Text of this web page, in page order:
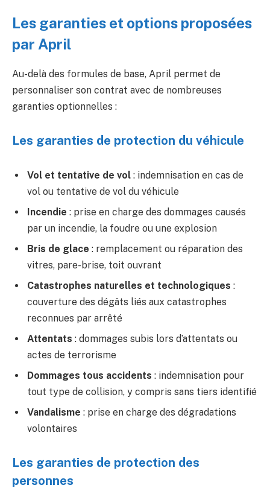
Les garanties et options proposées
par April
Au-delà des formules de base, April permet de
personnaliser son contrat avec de nombreuses
garanties optionnelles :
Les garanties de protection du véhicule
Vol et tentative de vol : indemnisation en cas de
vol ou tentative de vol du véhicule
Incendie : prise en charge des dommages causés
par un incendie, la foudre ou une explosion
Bris de glace : remplacement ou réparation des
vitres, pare-brise, toit ouvrant
Catastrophes naturelles et technologiques :
couverture des dégâts liés aux catastrophes
reconnues par arrêté
Attentats : dommages subis lors d’attentats ou
actes de terrorisme
Dommages tous accidents : indemnisation pour
tout type de collision, y compris sans tiers identifié
Vandalisme : prise en charge des dégradations
volontaires
Les garanties de protection des
personnes